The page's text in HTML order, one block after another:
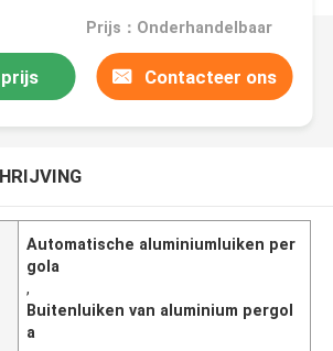
Prijs：Onderhandelbaar
Contacteer ons
Automatische aluminiumluiken per
gola
,
Buitenluiken van aluminium pergol
a